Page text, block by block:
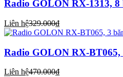
Radio GOLON RX-1313,
Liên hệ329.000₫
Radio GOLON RX-BT065,
Liên hệ470.000₫